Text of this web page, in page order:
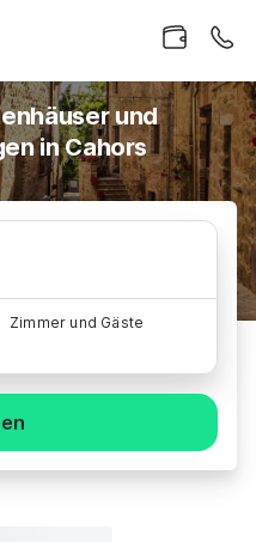
und
in Cahors
Zimmer und Gäste